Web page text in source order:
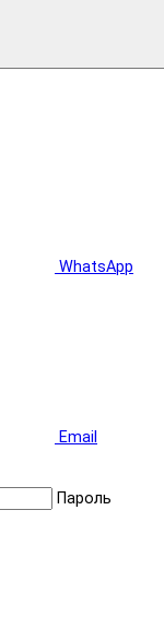
WhatsApp
Email
Пароль